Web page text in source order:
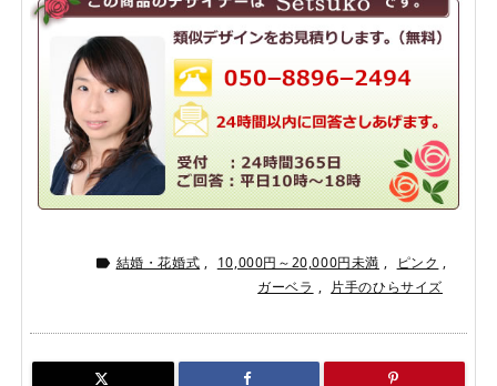
 結婚・花婚式 , 10,000円～20,000円未満 , ピンク ,
ガーベラ , 片手のひらサイズ